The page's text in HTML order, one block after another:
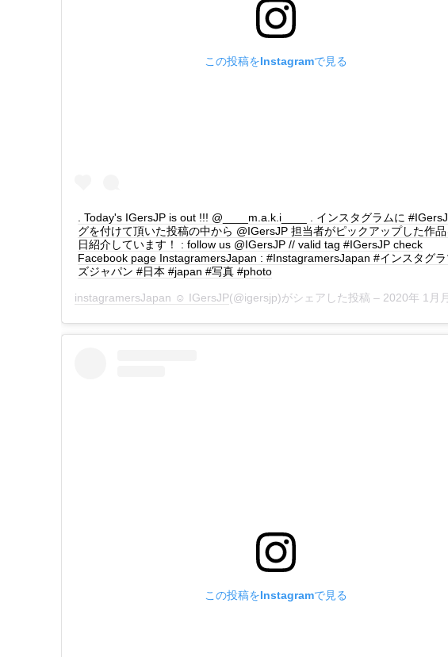
この投稿をInstagramで見る
. Today's IGersJP is out !!! @____m.a.k.i____ . インスタグラムに
グを付けて頂いた投稿の中から @IGersJP 担当者がピックアップした作
日紹介しています！ : follow us @IGersJP // valid tag #IGersJP check
Facebook page InstagramersJapan : #InstagramersJapan #インスタグラ
ズジャパン #日本 #japan #写真 #photo
instagramersJapan ☺︎ IGersJP(@igersjp)がシェアした投稿 – 2020年 1月月1日午後3時30分
この投稿をInstagramで見る